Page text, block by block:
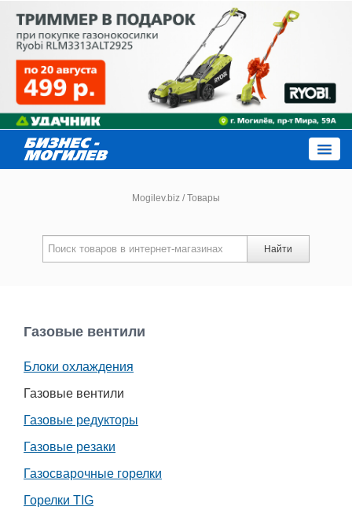
Новости компаний
Каталог
Работа
Объявления
Mogilev.biz /Товары
Найти
Газовые вентили
Блоки охлаждения
Газовые вентили
Газовые редукторы
Газовые резаки
Газосварочные горелки
Горелки TIG